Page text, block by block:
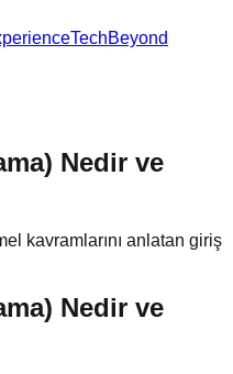
TechBeyond
Nedir ve
kavramlarını anlatan giriş
Nedir ve